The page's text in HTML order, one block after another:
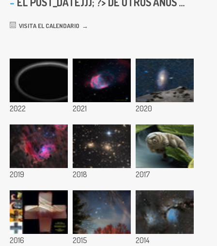
VISITA EL CALENDARIO
2022 2021 2020
2019 2018 2017
2016 2015 2014